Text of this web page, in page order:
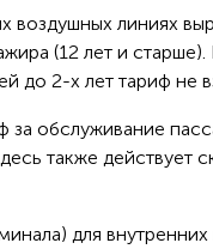
воздушных линиях
(12 лет и
до 2-х лет тариф не
за обслуживание
также действует
для